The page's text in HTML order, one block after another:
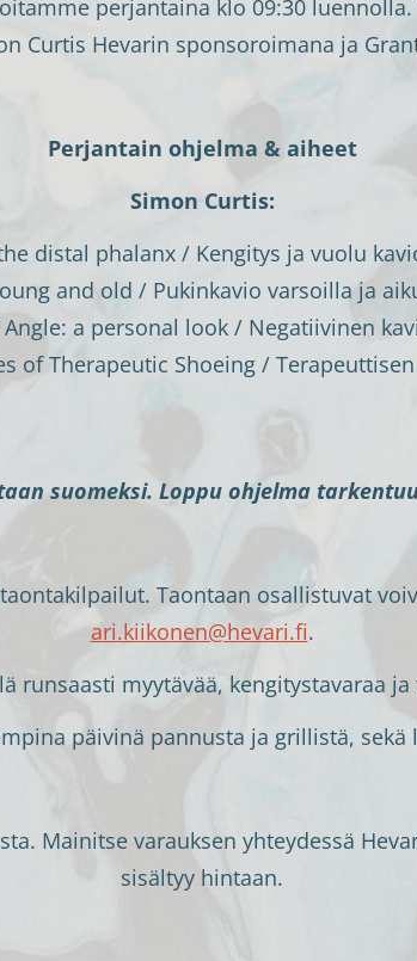
perjantaina klo 09:30
Curtis Hevarin sponsoroimana ja
Perjantain ohjelma & aiheet
Simon Curtis:
distal phalanx / Kengitys ja vuolu
and old / Pukinkavio varsoilla ja
a personal look / Negatiivinen
of Therapeutic Shoeing /
suomeksi. Loppu ohjelma
Taontaan osallistuvat
ari.kiikonen@hevari.fi.
runsaasti myytävää, kengitystavaraa
päivinä pannusta ja grillistä, sekä
Mainitse varauksen yhteydessä
sisältyy hintaan.